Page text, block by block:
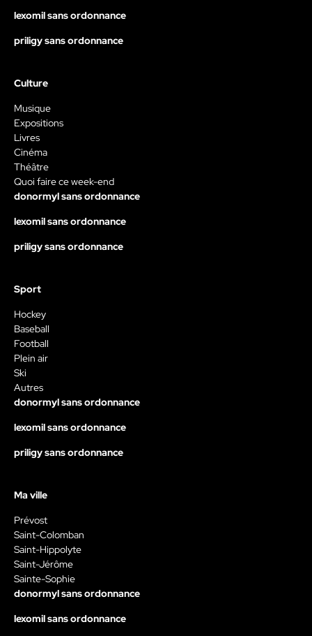
lexomil sans ordonnance
priligy sans ordonnance
Culture
Musique
Expositions
Livres
Cinéma
Théâtre
Quoi faire ce week-end
donormyl sans ordonnance
lexomil sans ordonnance
priligy sans ordonnance
Sport
Hockey
Baseball
Football
Plein air
Ski
Autres
donormyl sans ordonnance
lexomil sans ordonnance
priligy sans ordonnance
Ma ville
Prévost
Saint-Colomban
Saint-Hippolyte
Saint-Jérôme
Sainte-Sophie
donormyl sans ordonnance
lexomil sans ordonnance